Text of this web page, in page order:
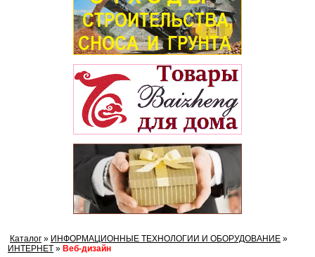
Каталог » ИНФОРМАЦИОННЫЕ ТЕХНОЛОГИИ И ОБОРУДОВАНИЕ »
ИНТЕРНЕТ » Веб-дизайн